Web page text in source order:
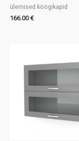
ülemised köögikapid
166.00€